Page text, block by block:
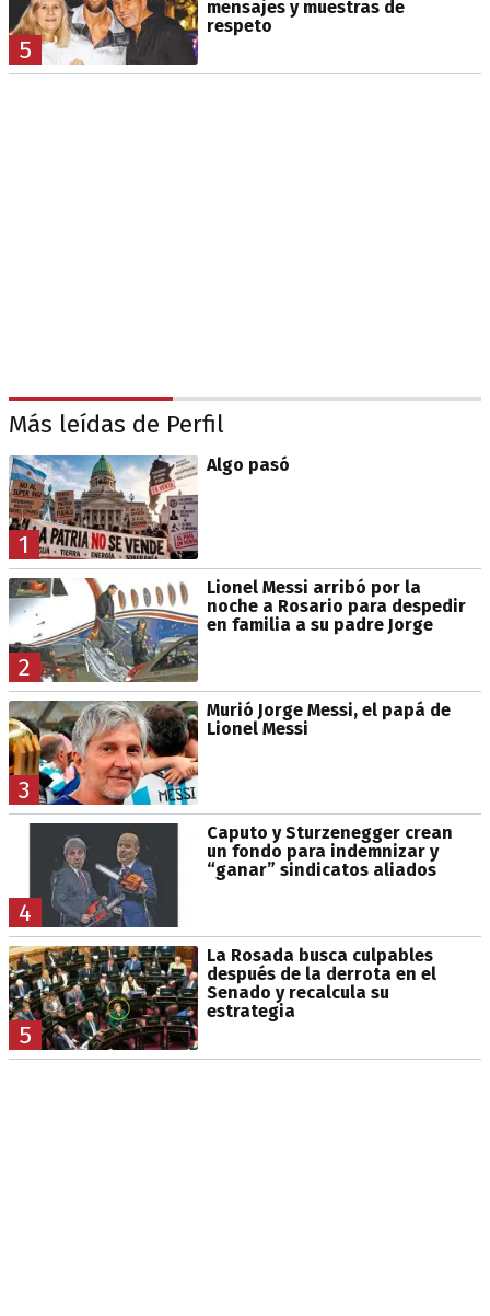
5
mensajes y muestras de
respeto
Más leídas de Perfil
1
Algo pasó
2
Lionel Messi arribó por la
noche a Rosario para despedir
en familia a su padre Jorge
3
Murió Jorge Messi, el papá de
Lionel Messi
4
Caputo y Sturzenegger crean
un fondo para indemnizar y
“ganar” sindicatos aliados
5
La Rosada busca culpables
después de la derrota en el
Senado y recalcula su
estrategia